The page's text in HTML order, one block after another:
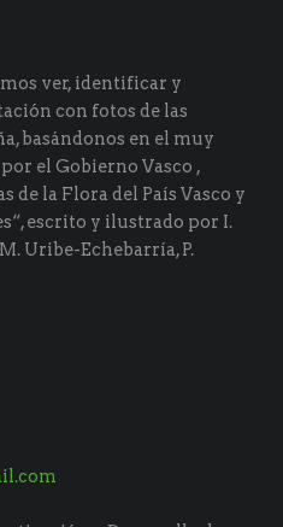
ver, identificar y
con fotos de las
basándonos en el muy
el Gobierno Vasco ,
de la Flora del País Vasco y
escrito y ilustrado por I.
Uribe-Echebarría, P.